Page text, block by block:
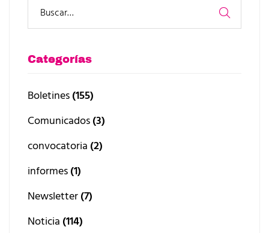
Categorías
Boletines(155)
Comunicados(3)
convocatoria (2)
informes(1)
Newsletter(7)
Noticia (114)